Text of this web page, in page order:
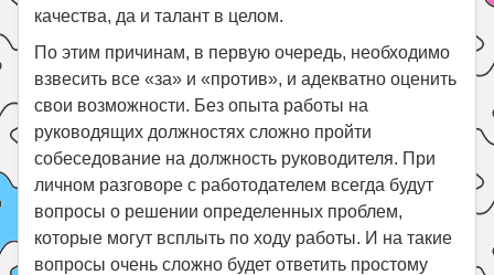
качества, да и талант в целом.
По этим причинам, в первую очередь, необходимо
взвесить все «за» и «против», и адекватно оценить
свои возможности. Без опыта работы на
руководящих должностях сложно пройти
собеседование на должность руководителя. При
личном разговоре с работодателем всегда будут
вопросы о решении определенных проблем,
которые могут всплыть по ходу работы. И на такие
вопросы очень сложно будет ответить простому